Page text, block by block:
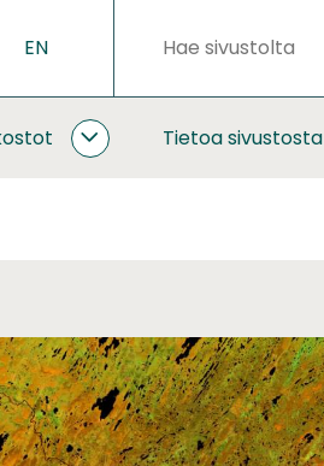
EN Hakusanat
YHTEISTYÖTietoa sivustosta